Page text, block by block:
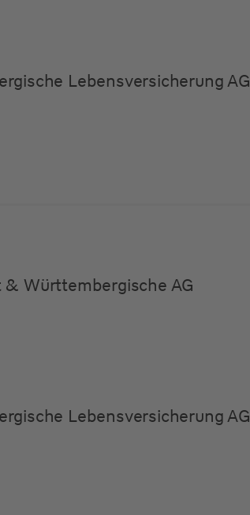
Lebensversicherung AG
Württembergische AG
Lebensversicherung AG